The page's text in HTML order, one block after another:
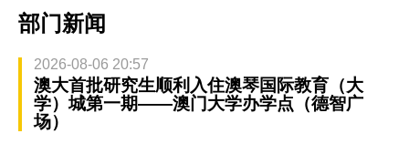
部门新闻
2026-08-06 20:57
澳大首批研究生顺利入住澳琴国际教育（大
学）城第一期——澳门大学办学点（德智广
场）